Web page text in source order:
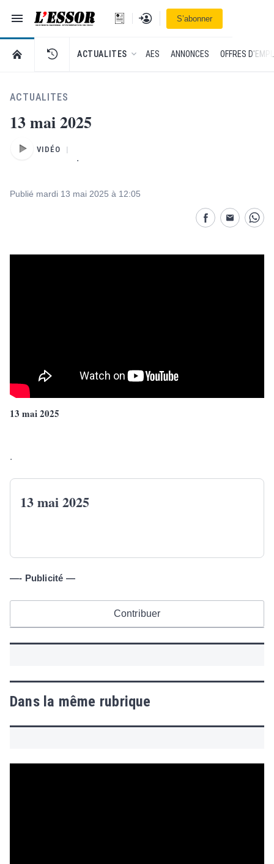
Navigation
L'Essor - retour à la une
Se connecterS’abonner
RETOUR À LA PAGE D’ACCUEIL DE L'ESSOR
ACTUALITES AES ANNONCES OFFRES
ACTUALITES
13 mai 2025
VIDÉO
.
Publié mardi 13 mai 2025 à 12:05
Partage désactivé
Partage
13 mai 2025
.
13 mai 2025
—- Publicité —
Contribuer
Dans la même rubrique